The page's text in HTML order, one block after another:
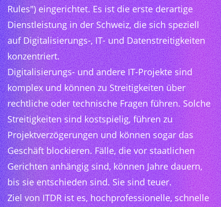
Rules") eingerichtet. Es ist die erste derartige
Dienstleistung in der Schweiz, die sich speziell
auf Digitalisierungs-, IT- und Datenstreitigkeiten
konzentriert.
Digitalisierungs- und andere IT-Projekte sind
komplex und können zu Streitigkeiten über
rechtliche oder technische Fragen führen. Solche
Streitigkeiten sind kostspielig, führen zu
Projektverzögerungen und können sogar das
Geschäft blockieren. Fälle, die vor staatlichen
Gerichten anhängig sind, können Jahre dauern,
bis sie entschieden sind. Sie sind teuer.
Ziel von ITDR ist es, hochprofessionelle, schnelle